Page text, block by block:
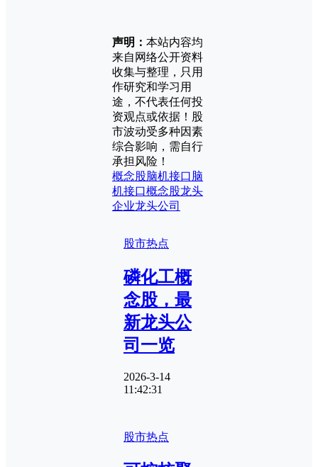
声明： 本站内容均
来自网络公开资料
收集与整理，只用
作研究和学习用
途，不代表任何投
资观点或依据！股
市波动受多种因素
综合影响，需自行
承担风险！
概念股脑机接口脑
机接口概念股龙头
企业龙头公司
股市热点
磷化工概
念股，最
新龙头公
司一览
2026-3-14
11:42:31
股市热点